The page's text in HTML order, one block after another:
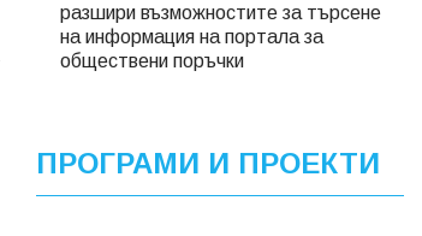
разшири възможностите за търсене
на информация на портала за
обществени поръчки
ПРОГРАМИ И ПРОЕКТИ